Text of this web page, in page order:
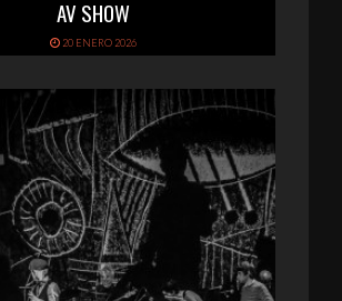
AV SHOW
20 ENERO 2026